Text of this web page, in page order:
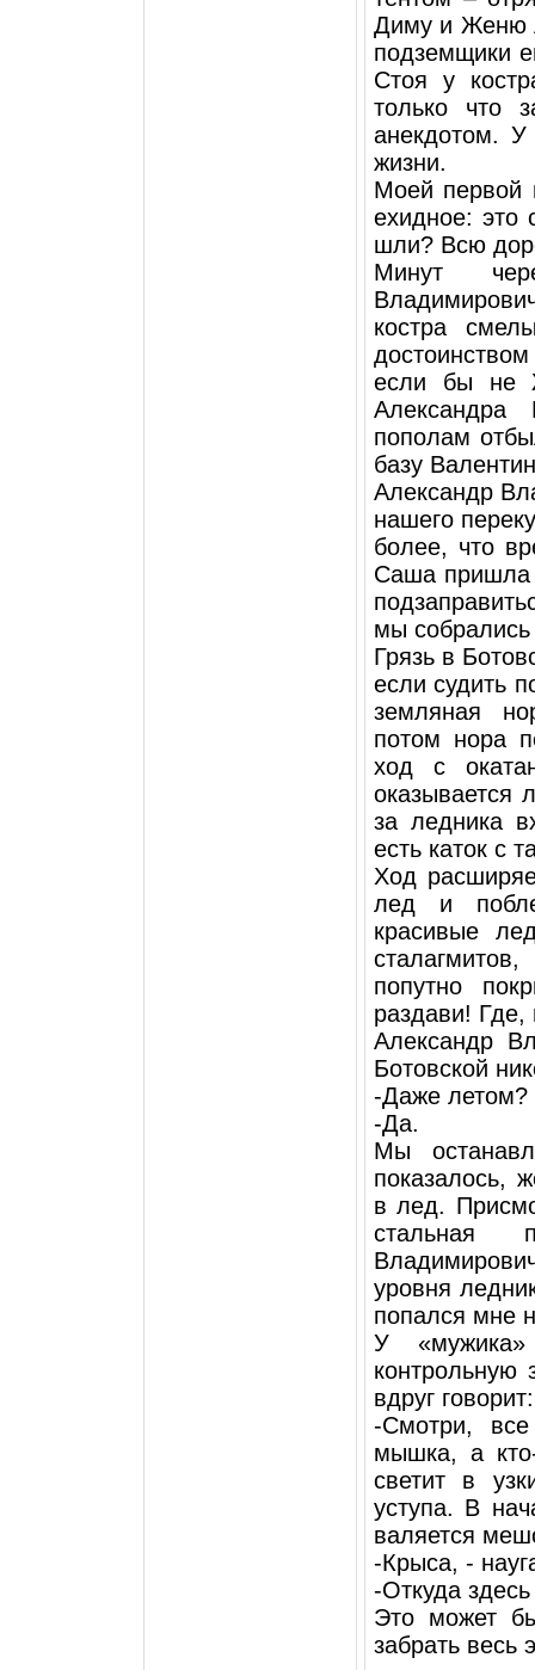
Диму и Женю
подземщики
Стоя у
только что
анекдотом. У
жизни.
Моей первой
ехидное: это
шли? Всю
Минут
костра
если бы не
Александра
пополам
базу
Александр
нашего
более, что
Саша пришла
мы собрались
Грязь в
если судить
земляная
потом нора
ход с
оказывается
за ледника
есть каток с
Ход
лед и
красивые
попутно
раздави! Где,
Александр
Ботовской
-Даже летом?
-Да.
Мы
показалось,
в лед.
стальная
уровня
попался мне
У «мужика»
контрольную
вдруг говорит:
-Смотри,
мышка, а
светит в
уступа. В
валяется
-Крыса, -
-Откуда
Это может
забрать весь